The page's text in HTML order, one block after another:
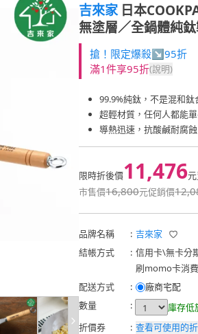
吉來家 日本
無塗層／全鍋體純
搶！限定爆殺↘95折
滿1件享95折(說明)
99.9%純鈦，不是混和鈦
超輕材質，任何人都能
導熱迅速，抗酸鹹耐腐蝕
限時折後價11,476元
市售價16,800元促銷價
品牌名稱 : 吉來家
結帳方式
: 信用卡\無卡分
刷momo卡消
配送方式
:
廠商宅配
數量
: 庫存低
折價券
: 查看可使用的